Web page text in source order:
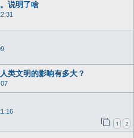
说明了啥
类文明的影响有多大？
1 2